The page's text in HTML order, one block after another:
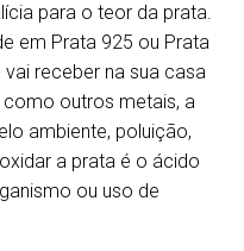
para o teor da prata.
em Prata 925 ou Prata
receber na sua casa
outros metais, a
ambiente, poluição,
a prata é o ácido
ou uso de